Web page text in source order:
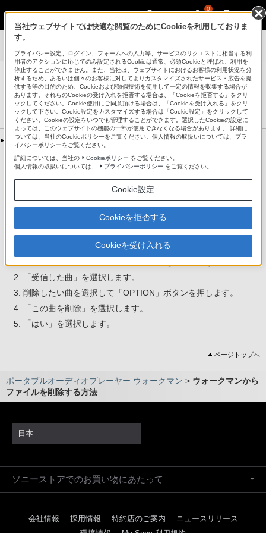
0
ポータブルオーディオプレーヤー ウォークマン
ファイルを削除する方法
ポータブルオーディオプレーヤー ウォークマン ®
サポート・お問い合わせ
製品情報ページ
ウォークマンからファイルを削除する方法
Bluetoothで転送したファイルの削除方法
以下の手順で削除することができます。
「受信した曲」を選択します。
削除したい曲を選択して「OPTION」ボタンを押します。
「この曲を削除」を選択します。
「はい」を選択します。
ページトップへ
ポータブルオーディオプレーヤー ウォークマン > ウォークマンから
ファイルを削除する方法
日本
ソニーストアでのお買い物にあたって
会社情報 採用情報 特約店のご案内
ニュースリリース
当社ウェブサイトでは快適な閲覧のためにCookieを利用しておりま
す。
プライバシー設定、ログイン、フォームへの入力等、サービスのリクエストに相当する利
用者のアクションに応じてのみ設定されるCookieは通常、必須Cookieと呼ばれ、利用を
停止することができません。また、当社は、ウェブサイトにおけるお客様の利用状況を分
析するため、あるいは個々のお客様に対してよりカスタマイズされたサービス・広告を提
供する等の目的のため、Cookieおよび類似技術を使用して一定の情報を収集する場合が
あります。それらのCookieの受け入れを拒否する場合は、「Cookieを拒否する」をクリ
ックしてください。Cookie使用にご同意頂ける場合は、「Cookieを受け入れる」をクリ
ックして下さい。Cookie設定をカスタマイズする場合は「Cookie設定」をクリックして
ください。Cookieの設定をいつでも管理することができます。選択したCookieの設定に
よっては、このウェブサイトの機能の一部が使用できなくなる場合があります。 詳細に
ついては、当社のCookieポリシーをご覧ください。個人情報の取扱いについては、プラ
イバシーポリシーをご覧ください。
詳細については、当社の
Cookieポリシー をご覧ください。
個人情報の取扱いについては、
プライバシーポリシー をご覧ください。
Cookie設定
Cookieを拒否する
Cookieを受け入れる